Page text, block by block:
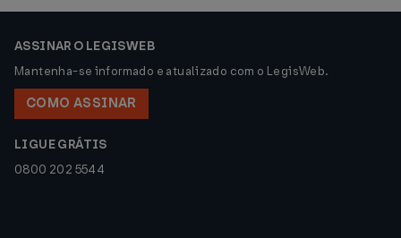
ASSINAR O LEGISWEB
Mantenha-se informado e atualizado com o LegisWeb.
COMO ASSINAR
LIGUE GRÁTIS
0800 202 5544